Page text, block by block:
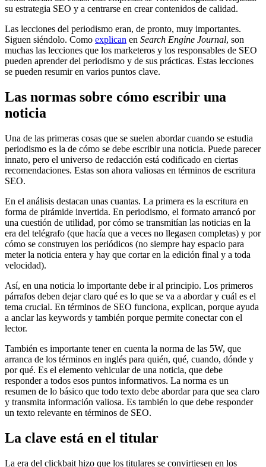
su estrategia SEO y a centrarse en crear contenidos de calidad.
Las lecciones del periodismo eran, de pronto, muy importantes.
Siguen siéndolo. Como explican en Search Engine Journal, son
muchas las lecciones que los marketeros y los responsables de SEO
pueden aprender del periodismo y de sus prácticas. Estas lecciones
se pueden resumir en varios puntos clave.
Las normas sobre cómo escribir una
noticia
Una de las primeras cosas que se suelen abordar cuando se estudia
periodismo es la de cómo se debe escribir una noticia. Puede parecer
innato, pero el universo de redacción está codificado en ciertas
recomendaciones. Estas son ahora valiosas en términos de escritura
SEO.
En el análisis destacan unas cuantas. La primera es la escritura en
forma de pirámide invertida. En periodismo, el formato arrancó por
una cuestión de utilidad, por cómo se transmitían las noticias en la
era del telégrafo (que hacía que a veces no llegasen completas) y por
cómo se construyen los periódicos (no siempre hay espacio para
meter la noticia entera y hay que cortar en la edición final y a toda
velocidad).
Así, en una noticia lo importante debe ir al principio. Los primeros
párrafos deben dejar claro qué es lo que se va a abordar y cuál es el
tema crucial. En términos de SEO funciona, explican, porque ayuda
a anclar las keywords y también porque permite conectar con el
lector.
También es importante tener en cuenta la norma de las 5W, que
arranca de los términos en inglés para quién, qué, cuando, dónde y
por qué. Es el elemento vehicular de una noticia, que debe
responder a todos esos puntos informativos. La norma es un
resumen de lo básico que todo texto debe abordar para que sea claro
y transmita información valiosa. Es también lo que debe responder
un texto relevante en términos de SEO.
La clave está en el titular
La era del clickbait hizo que los titulares se convirtiesen en los